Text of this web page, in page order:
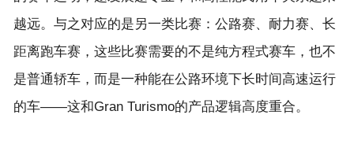
越远。与之对应的是另一类比赛：公路赛、耐力赛、长
距离跑车赛，这些比赛需要的不是纯方程式赛车，也不
是普通轿车，而是一种能在公路环境下长时间高速运行